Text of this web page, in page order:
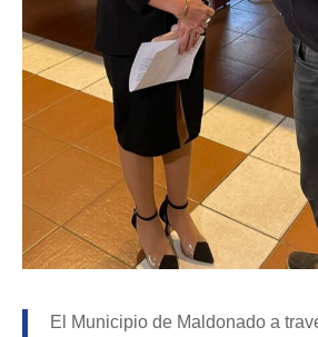
El Municipio de Maldonado a